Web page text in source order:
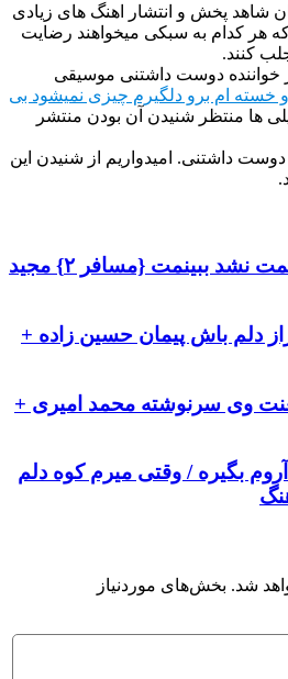
شاهد پخش و انتشار اهنگ های زیادی
هر کدام به سبکی میخواهند رضایت
کنند.
خواننده دوست داشتنی موسیقی
خسته ام برو دلگیرم چیزی نمیشود بی
ها منتظر شنیدن آن بودن منتشر
دوست داشتنی. امیدواریم از شنیدن این
به هر دری زدم ولی قسمت نشد ببینمت {مسافر ۲} مجید
دلم باش پیمان حسین زاده +
وی سرنوشته محمد امیری +
بگیره / وقتی میرم کوه دلم
شد. بخش‌های موردنیاز